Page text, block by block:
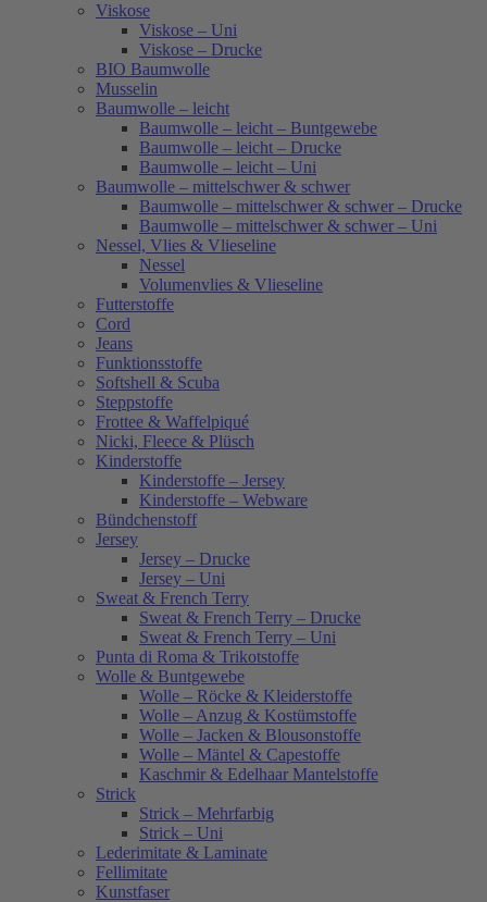
Viskose
Viskose – Uni
Viskose – Drucke
BIO Baumwolle
Musselin
Baumwolle – leicht
Baumwolle – leicht – Buntgewebe
Baumwolle – leicht – Drucke
Baumwolle – leicht – Uni
Baumwolle – mittelschwer & schwer
Baumwolle – mittelschwer & schwer – Drucke
Baumwolle – mittelschwer & schwer – Uni
Nessel, Vlies & Vlieseline
Nessel
Volumenvlies & Vlieseline
Futterstoffe
Cord
Jeans
Funktionsstoffe
Softshell & Scuba
Steppstoffe
Frottee & Waffelpiqué
Nicki, Fleece & Plüsch
Kinderstoffe
Kinderstoffe – Jersey
Kinderstoffe – Webware
Bündchenstoff
Jersey
Jersey – Drucke
Jersey – Uni
Sweat & French Terry
Sweat & French Terry – Drucke
Sweat & French Terry – Uni
Punta di Roma & Trikotstoffe
Wolle & Buntgewebe
Wolle – Röcke & Kleiderstoffe
Wolle – Anzug & Kostümstoffe
Wolle – Jacken & Blousonstoffe
Wolle – Mäntel & Capestoffe
Kaschmir & Edelhaar Mantelstoffe
Strick
Strick – Mehrfarbig
Strick – Uni
Lederimitate & Laminate
Fellimitate
Kunstfaser